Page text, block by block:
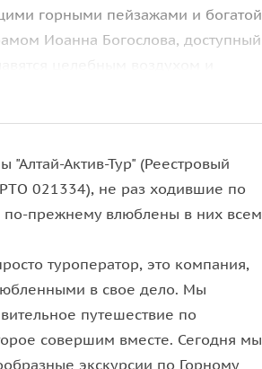
горными пейзажами и богатой
Иоанна Богослова, доступный
кто ищет спокойствия и
Актив-Тур" (Реестровый
021334), не раз ходившие по
по-прежнему влюблены в них всем
туроператор, это компания,
в свое дело. Мы
путешествие по
совершим вместе. Сегодня мы
экскурсии по Горному